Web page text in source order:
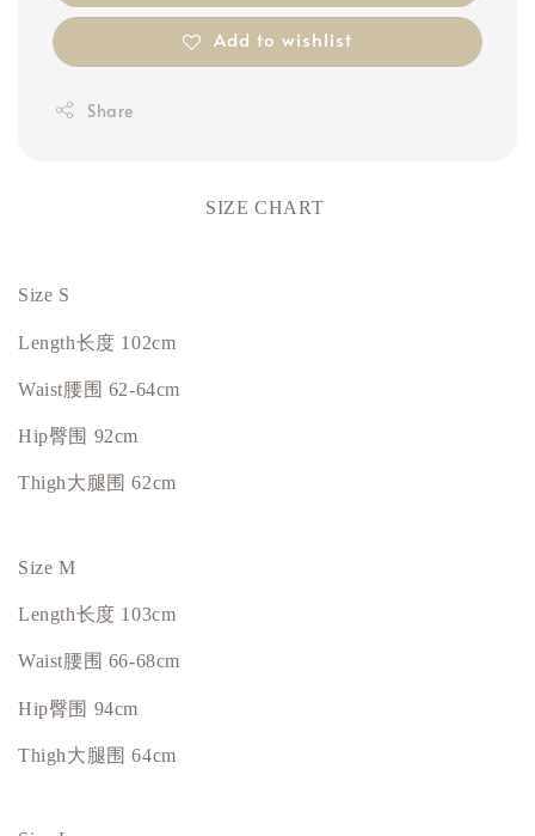
Add to wishlist
Share
SIZE CHART
Size S
Length长度 102cm
Waist腰围 62-64cm
Hip臀围 92cm
Thigh大腿围 62cm
Size M
Length长度 103cm
Waist腰围 66-68cm
Hip臀围 94cm
Thigh大腿围 64cm